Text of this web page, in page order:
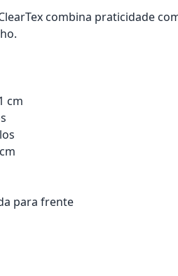
combina praticidade
cm
para frente
ao carrinho